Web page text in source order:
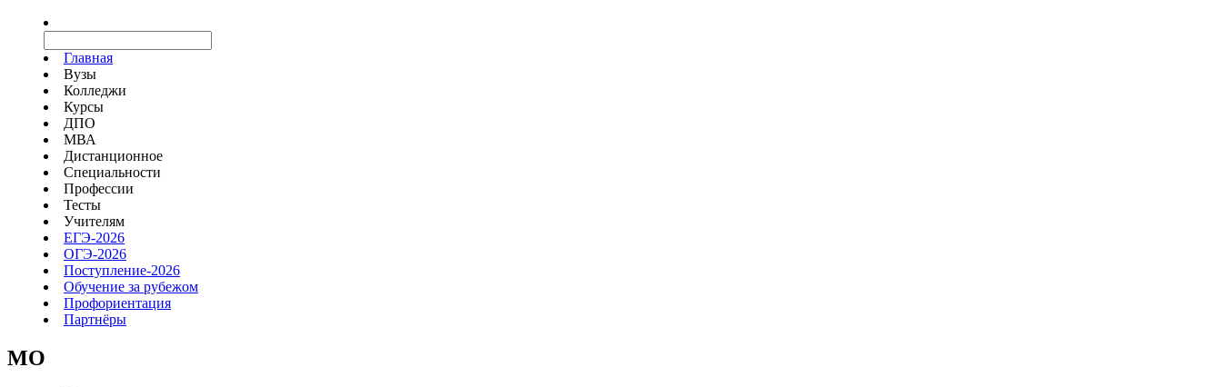
Главная
Вузы
Колледжи
Курсы
ДПО
МВА
Дистанционное
Специальности
Профессии
Тесты
Учителям
ЕГЭ-2026
ОГЭ-2026
Поступление-2026
Обучение за рубежом
Профориентация
Партнёры
MO